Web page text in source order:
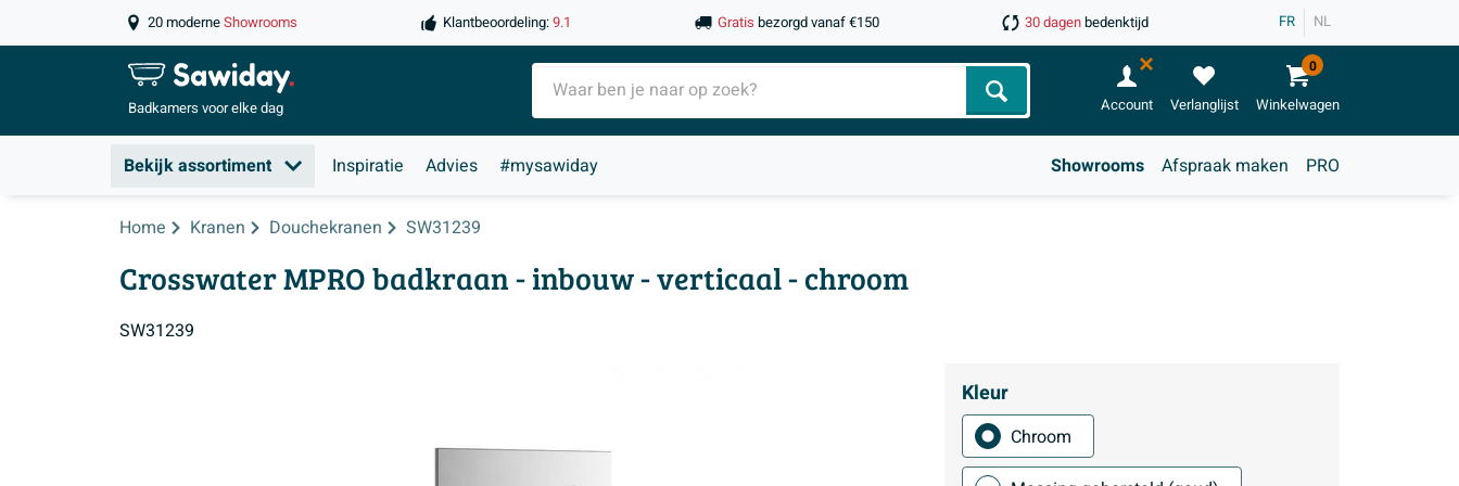
20 moderneShowrooms Klantbeoordeling:9.1 Gratis bezorgd vanaf €150 30 dagenbedenktijd FR NL
Badkamers voor elke dag Zoeken Account Verlanglijst Winkelwagen
0
Bekijk assortiment Inspiratie Advies #mysawiday Showrooms Afspraak maken PRO
Home Kranen Douchekranen SW31239
Crosswater MPRO badkraan - inbouw - verticaal - chroom
SW31239
Kleur
Chroom